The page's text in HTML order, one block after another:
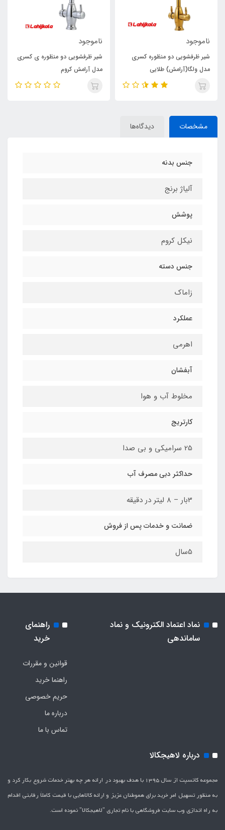
ناموجود
شیر ظرفشویی دو منظوره کسری
مدل ولگا(آرامش) طلایی
ناموجود
شیر ظرفشویی دو منظوره ی کسری
مدل آرامش کروم
مشخصات دیدگاه‌ها
جنس بدنه
آلیاژ برنج
پوشش
نیکل کروم
جنس دسته
زاماک
عملکرد
اهرمی
آبفشان
مخلوط آب و هوا
کارتریج
25 سرامیکی و بی صدا
حداکثر دبی مصرف آب
3بار – 8 لیتر در دقیقه
ضمانت و خدمات پس از فروش
5سال
نماد اعتماد الکترونیک و نماد
ساماندهی
راهنمای
خرید
قوانین و مقررات
راهنما خرید
حریم خصوصی
درباره ما
تماس با ما
درباره لاهیجکالا
مجموعه کانسپت از سال 1395 با هدف بهبود در ارائه هر چه بهتر خدمات شروع بکار کرد و
به منظور تسهیل امر خرید برای هموطنان عزیز و ارائه کالاهایی با قیمت کاملاَ رقابتی اقدام
به راه اندازی وب سایت فروشگاهی با نام تجاری "لاهیج­کالا" نموده است.